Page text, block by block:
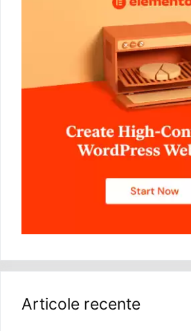
Articole recente